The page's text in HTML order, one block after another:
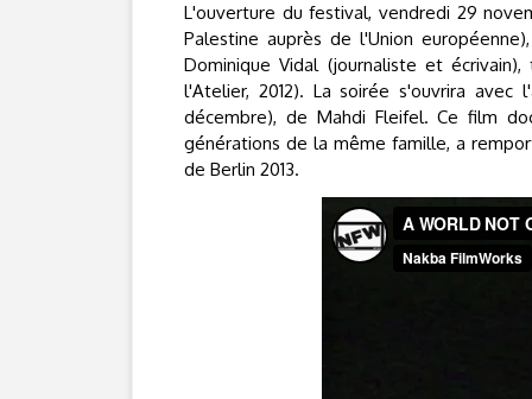
L'ouverture du festival, vendredi 29
Palestine auprès de l'Union
Dominique Vidal (journaliste et
l'Atelier, 2012). La soirée s'ouvrira avec
décembre), de Mahdi Fleifel. Ce film
générations de la même famille, a
de Berlin 2013.